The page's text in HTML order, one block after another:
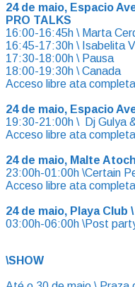
24 de maio, Espacio
PRO TALKS
16:00-16:45h \ Marta
16:45-17:30h \ Isabelita
17:30-18:00h \ Pausa
18:00-19:30h \ Canada
Acceso libre ata
24 de maio, Espacio
19:30-21:00h \ Dj Gulya
Acceso libre ata
24 de maio, Malte
23:00h-01:00h \Certain
Acceso libre ata
24 de maio, Playa Club
03:00h-06:00h \Post
\SHOW